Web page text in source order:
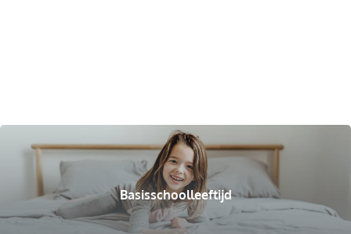
Basisschoolleeftijd